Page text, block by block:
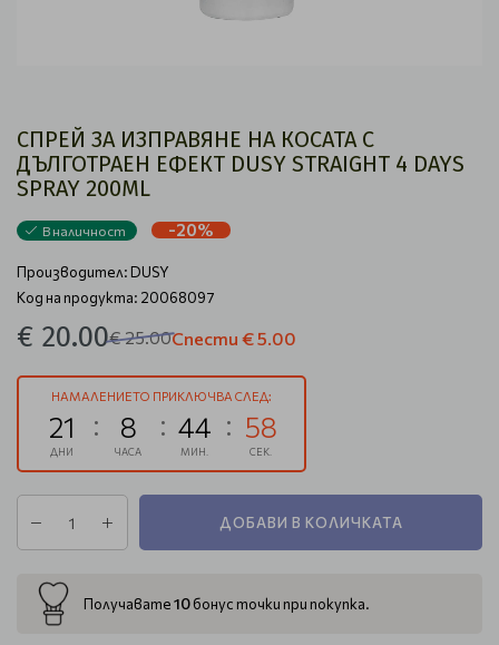
СПРЕЙ ЗА ИЗПРАВЯНЕ НА КОСАТА С
ДЪЛГОТРАЕН ЕФЕКТ DUSY STRAIGHT 4 DAYS
SPRAY 200ML
В наличност -20%
Производител:DUSY
Код на продукта: 20068097
€ 20.00€ 25.00Спести € 5.00
НАМАЛЕНИЕТО ПРИКЛЮЧВА СЛЕД:
21
ДНИ
8
ЧАСА
44
МИН.
58
СЕК.
ДОБАВИ В КОЛИЧКАТА
Получавате10бонус точки при покупка.